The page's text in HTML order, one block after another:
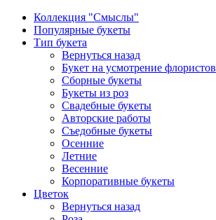
Коллекция "Смыслы"
Популярные букеты
Тип букета
Вернуться назад
Букет на усмотрение флористов
Сборные букеты
Букеты из роз
Свадебные букеты
Авторские работы
Съедобные букеты
Осенние
Летние
Весенние
Корпоративные букеты
Цветок
Вернуться назад